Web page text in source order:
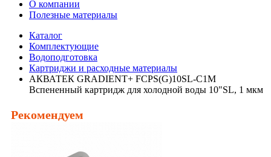
О компании
Полезные материалы
Каталог
Комплектующие
Водоподготовка
Картриджи и расходные материалы
АКВАТЕК GRADIENT+ FCPS(G)10SL-C1M
Вспененный картридж для холодной воды 10"SL, 1 мкм
Рекомендуем